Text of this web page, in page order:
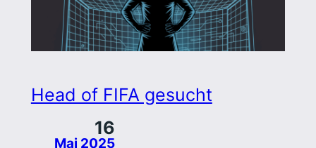
Head of FIFA gesucht
16
Mai 2025